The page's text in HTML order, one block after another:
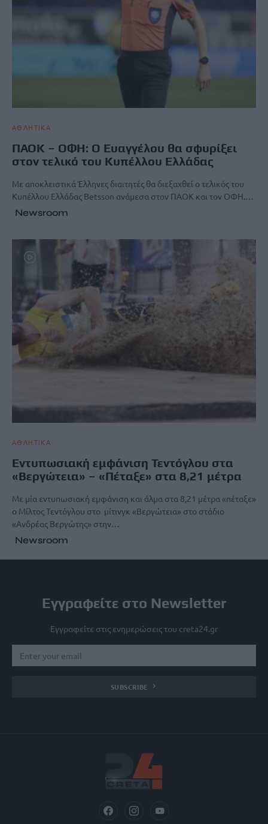
ΑΘΛΗΤΙΚΑ
ΠΑΟΚ – ΟΦΗ: Ο Ευαγγέλου θα σφυρίξει
στον τελικό του Κυπέλλου Ελλάδας
Με αποκλειστικά Έλληνες διαιτητές θα διεξαχθεί ο τελικός του
Κυπέλλου Ελλάδας Betsson ανάμεσα στον ΠΑΟΚ και τον ΟΦΗ.…
Newsroom
ΑΘΛΗΤΙΚΑ
Εντυπωσιακή εμφάνιση Τεντόγλου στα
«Βεργώτεια» – «Πέταξε» στα 8,21 μέτρα
Με μία εντυπωσιακή εμφάνιση και άλμα στα 8,21 μέτρα «πέταξε»
ο Μίλτος Τεντόγλου στο μίτινγκ «Βεργώτεια» στο στάδιο
«Ανδρέας Βεργώτης» στην…
Newsroom
Εγγραφείτε στο Newsletter
Εγγραφείτε στις ενημερώσεις του creta24.gr
SUBSCRIBE